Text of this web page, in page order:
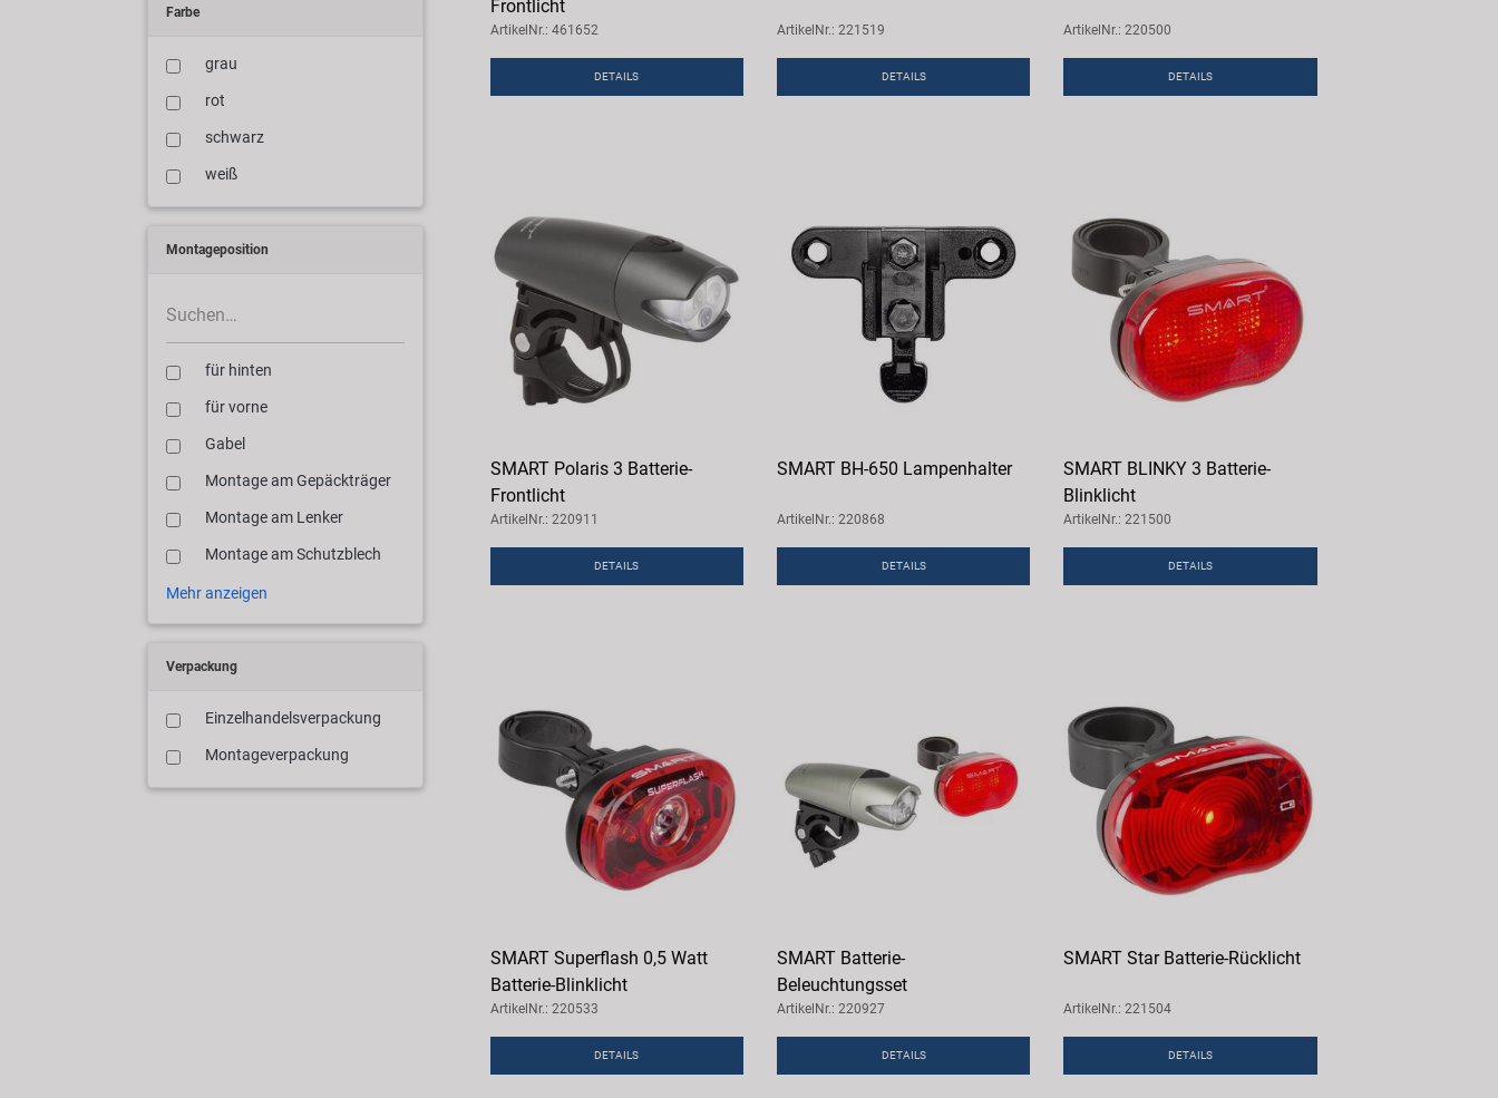
Farbe
grau
rot
schwarz
weiß
Montageposition
für hinten
für vorne
Gabel
Montage am Gepäckträger
Montage am Lenker
Montage am Schutzblech
Mehr anzeigen
Verpackung
Einzelhandelsverpackung
Montageverpackung
Frontlicht
ArtikelNr.: 461652
DETAILS
ArtikelNr.: 221519
DETAILS
ArtikelNr.: 220500
DETAILS
SMART Polaris 3 Batterie-
Frontlicht
ArtikelNr.: 220911
DETAILS
SMART BH-650 Lampenhalter
ArtikelNr.: 220868
DETAILS
SMART BLINKY 3 Batterie-
Blinklicht
ArtikelNr.: 221500
DETAILS
SMART Superflash 0,5 Watt
Batterie-Blinklicht
ArtikelNr.: 220533
DETAILS
SMART Batterie-
Beleuchtungsset
ArtikelNr.: 220927
DETAILS
SMART Star Batterie-Rücklicht
ArtikelNr.: 221504
DETAILS